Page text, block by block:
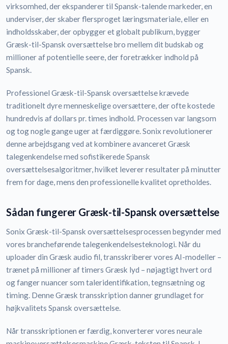
virksomhed, der ekspanderer til Spansk-talende markeder, en
underviser, der skaber flersproget læringsmateriale, eller en
indholdsskaber, der opbygger et globalt publikum, bygger
Græsk-til-Spansk oversættelse bro mellem dit budskab og
millioner af potentielle seere, der foretrækker indhold på
Spansk.
Professionel Græsk-til-Spansk oversættelse krævede
traditionelt dyre menneskelige oversættere, der ofte kostede
hundredvis af dollars pr. times indhold. Processen var langsom
og tog nogle gange uger at færdiggøre. Sonix revolutionerer
denne arbejdsgang ved at kombinere avanceret Græsk
talegenkendelse med sofistikerede Spansk
oversættelsesalgoritmer, hvilket leverer resultater på minutter
frem for dage, mens den professionelle kvalitet opretholdes.
Sådan fungerer Græsk-til-Spansk oversættelse
Sonix Græsk-til-Spansk oversættelsesprocessen begynder med
vores brancheførende talegenkendelsesteknologi. Når du
uploader din Græsk audio fil, transskriberer vores AI-modeller –
trænet på millioner af timers Græsk lyd – nøjagtigt hvert ord
og fanger nuancer som taleridentifikation, tegnsætning og
timing. Denne Græsk transskription danner grundlaget for
højkvalitets Spansk oversættelse.
Når transskriptionen er færdig, konverterer vores neurale